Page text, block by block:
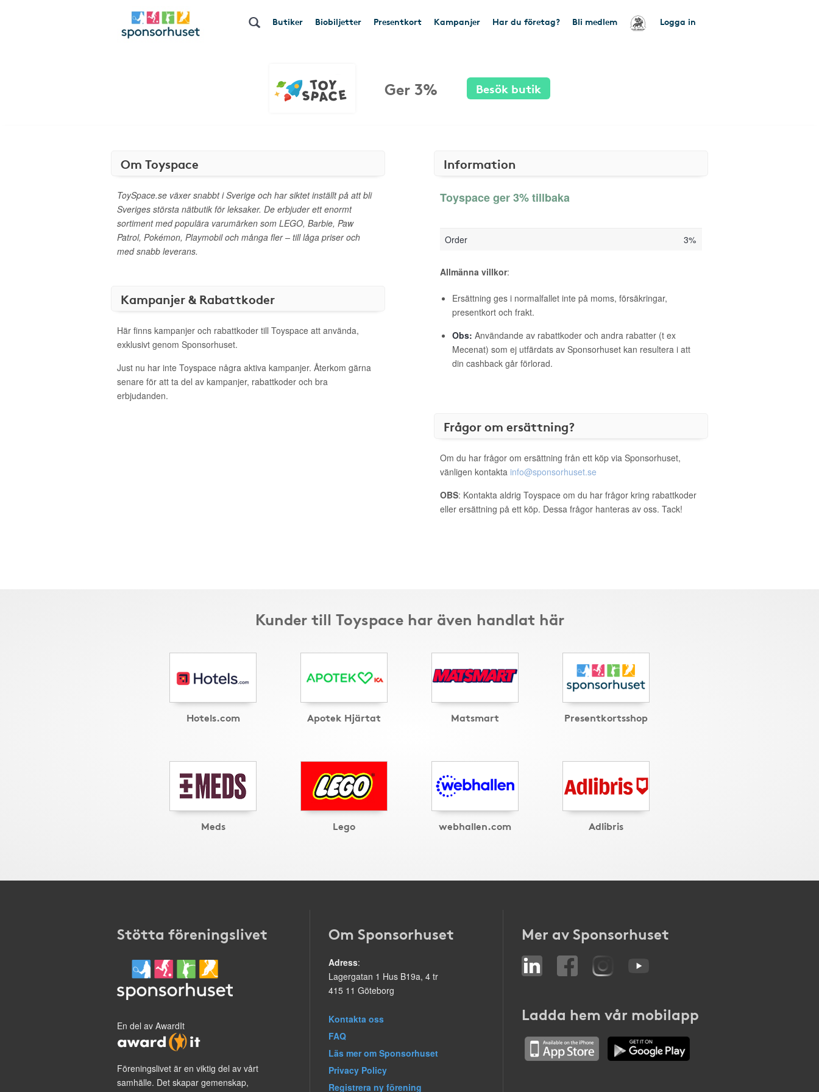
Butiker Biobiljetter Presentkort Kampanjer Har du företag? Bli medlem Logga in
Ger 3% Besök butik
Om Toyspace
ToySpace.se växer snabbt i Sverige och har siktet inställt på att bli
Sveriges största nätbutik för leksaker. De erbjuder ett enormt
sortiment med populära varumärken som LEGO, Barbie, Paw
Patrol, Pokémon, Playmobil och många fler – till låga priser och
med snabb leverans.
Kampanjer & Rabattkoder
Här finns kampanjer och rabattkoder till Toyspace att använda,
exklusivt genom Sponsorhuset.
Just nu har inte Toyspace några aktiva kampanjer. Återkom gärna
senare för att ta del av kampanjer, rabattkoder och bra
erbjudanden.
Information
Toyspace ger 3% tillbaka
Order 3%
Allmänna villkor:
Ersättning ges i normalfallet inte på moms, försäkringar,
presentkort och frakt.
Obs: Användande av rabattkoder och andra rabatter (t ex
Mecenat) som ej utfärdats av Sponsorhuset kan resultera i att
din cashback går förlorad.
Frågor om ersättning?
Om du har frågor om ersättning från ett köp via Sponsorhuset,
vänligen kontakta info@sponsorhuset.se
OBS: Kontakta aldrig Toyspace om du har frågor kring rabattkoder
eller ersättning på ett köp. Dessa frågor hanteras av oss. Tack!
Kunder till Toyspace har även handlat här
Hotels.com Apotek Hjärtat Matsmart Presentkortsshop
Meds Lego webhallen.com Adlibris
Stötta föreningslivet
En del av AwardIt
Föreningslivet är en viktig del av vårt
samhälle. Det skapar gemenskap,
Om Sponsorhuset
Adress:
Lagergatan 1 Hus B19a, 4 tr
415 11 Göteborg
Kontakta oss
FAQ
Läs mer om Sponsorhuset
Privacy Policy
Registrera ny förening
Mer av Sponsorhuset
Ladda hem vår mobilapp